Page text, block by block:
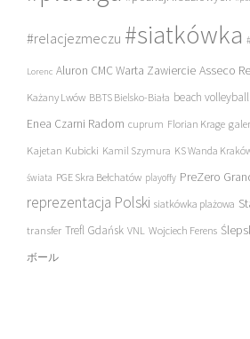
#relacjezmeczu #siatkówka
Lorenc Aluron CMC Warta Zawiercie Asseco
Każany Lwów BBTS Bielsko-Biała beach volleyball
Enea Czarni Radom cuprum Florian Krage
Kajetan Kubicki Kamil Szymura KS Wanda
świata PGE Skra Bełchatów playoffy PreZero
reprezentacja Polski siatkówka plażowa
transfer Trefl Gdańsk VNL Wojciech Ferens
ボール